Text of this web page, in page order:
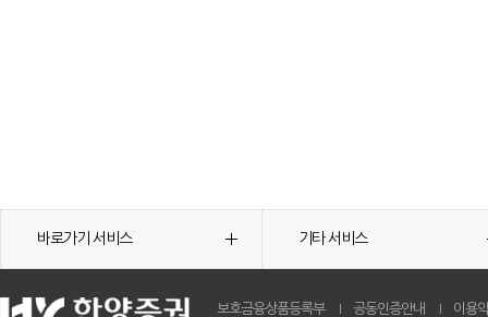
바로가기 서비스 기타 서비스
보호금융상품등록부 공동인증안내 이용